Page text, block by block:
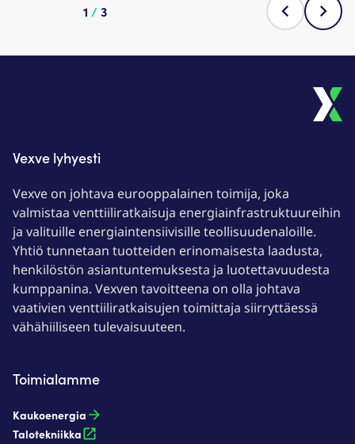
1 /3
Vexve lyhyesti
Vexve on johtava eurooppalainen toimija, joka
valmistaa venttiiliratkaisuja energiainfrastruktuureihin
ja valituille energiaintensiivisille teollisuudenaloille.
Yhtiö tunnetaan tuotteiden erinomaisesta laadusta,
henkilöstön asiantuntemuksesta ja luotettavuudesta
kumppanina. Vexven tavoitteena on olla johtava
vaativien venttiiliratkaisujen toimittaja siirryttäessä
vähähiiliseen tulevaisuuteen.
Toimialamme
Kaukoenergia​
Talotekniikka